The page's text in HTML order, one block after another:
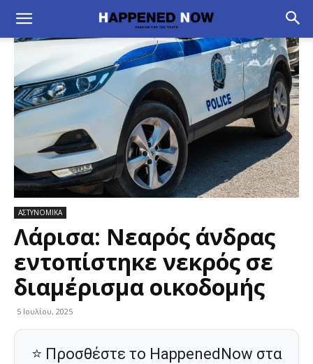
ΑΣΤΥΝΟΜΙΚΑ
Λάρισα: Νεαρός άνδρας
εντοπίστηκε νεκρός σε
διαμέρισμα οικοδομής
5 Ιουλίου, 2025
⭐ Προσθέστε το HappenedNow στα